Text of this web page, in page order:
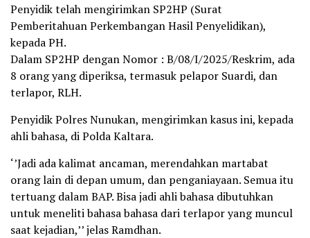
Penyidik telah mengirimkan SP2HP (Surat
Pemberitahuan Perkembangan Hasil Penyelidikan),
kepada PH.
Dalam SP2HP dengan Nomor : B/08/I/2025/Reskrim, ada
8 orang yang diperiksa, termasuk pelapor Suardi, dan
terlapor, RLH.
Penyidik Polres Nunukan, mengirimkan kasus ini, kepada
ahli bahasa, di Polda Kaltara.
‘’Jadi ada kalimat ancaman, merendahkan martabat
orang lain di depan umum, dan penganiayaan. Semua itu
tertuang dalam BAP. Bisa jadi ahli bahasa dibutuhkan
untuk meneliti bahasa bahasa dari terlapor yang muncul
saat kejadian,’’ jelas Ramdhan.